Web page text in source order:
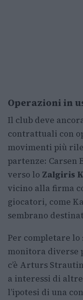
Operazioni in
Il club deve
contrattuali con
movimenti più
partenze: Carsen
verso lo Zalgiris
vicino alla firma
giocatori, come
sembrano
Per completare
monitora diverse
c’è Arturs
a interessi di
l’ipotesi di una